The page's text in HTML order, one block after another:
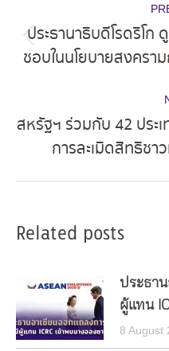
navigation
ประธานาธิบดีโรดริโก
ชอบในนโยบายสงคร
สหรัฐฯ ร่วมกับ 42 ประ
การละเมิดสิทธิชา
Related posts
ประธา
ผู้แทน
8 August